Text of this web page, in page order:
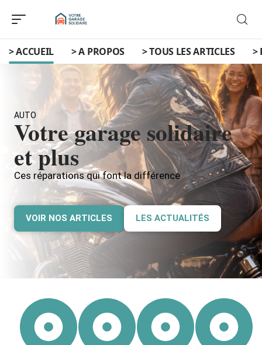
> ACCUEIL > A PROPOS > TOUS LES ARTICLES >
AUTO
Votre garage solidaire
et plus
Ces réparations qui font la différence
VOIR NOS ARTICLES LES ACTUALITÉS